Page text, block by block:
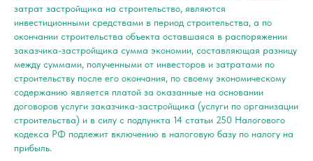
затрат застройщика на строительство, являются
инвестиционными средствами в период строительства, а по
окончании строительства объекта оставшаяся в распоряжении
заказчика-застройщика сумма экономии, составляющая разницу
между суммами, полученными от инвесторов и затратами по
строительству после его окончания, по своему экономическому
содержанию является платой за оказанные на основании
договоров услуги заказчика-застройщика (услуги по организации
строительства) и в силу с подпункта 14 статьи 250 Налогового
кодекса РФ подлежит включению в налоговую базу по налогу на
прибыль.